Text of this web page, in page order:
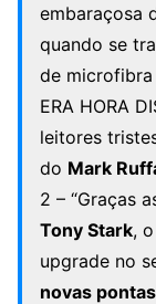
embaraçosa
quando se
de microfibra
ERA HORA
leitores
do Mark
2 – “Graças
Tony Stark, o
upgrade no
novas